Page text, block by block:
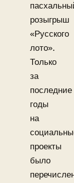
розыгрыш
«Русского
лото».
Только
за
последние
годы
на
проекты
было